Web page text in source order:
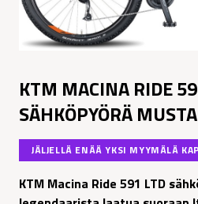
KTM MACINA RIDE
SÄHKÖPYÖRÄ MUSTA
JÄLJELLÄ ENÄÄ YKSI MYYMÄLÄ
KTM Macina Ride 591 LTD